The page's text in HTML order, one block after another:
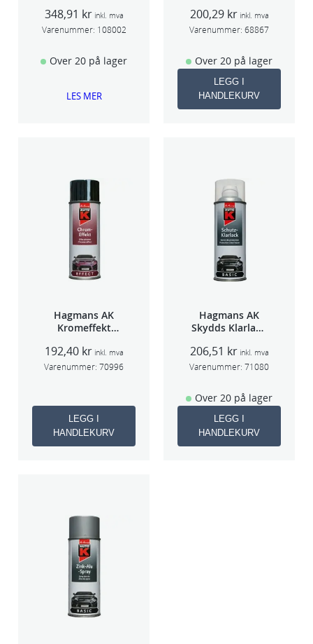
TSP 030
348,91 kr inkl. mva
Varenummer: 108002
Over 20 på lager
LES MER
200,29 kr inkl. mva
Varenummer: 68867
Over 20 på lager
LEGG I
HANDLEKURV
Hagmans AK
Kromeffekt
192,40 kr inkl. mva
Varenummer: 70996
LEGG I
HANDLEKURV
Hagmans AK
Skydds Klarlakk
206,51 kr inkl. mva
Varenummer: 71080
Over 20 på lager
LEGG I
HANDLEKURV